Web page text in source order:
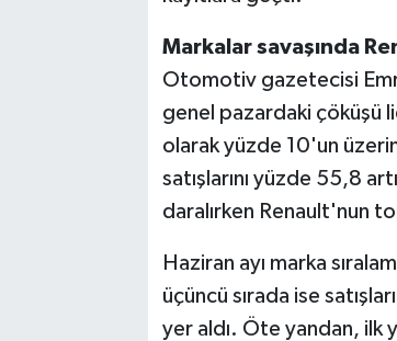
Markalar savaşında
Otomotiv gazetecisi
genel pazardaki çöküşü
olarak yüzde 10'un
satışlarını yüzde 55,8
daralırken Renault'nun
Haziran ayı marka
üçüncü sırada ise
yer aldı. Öte yandan, ilk